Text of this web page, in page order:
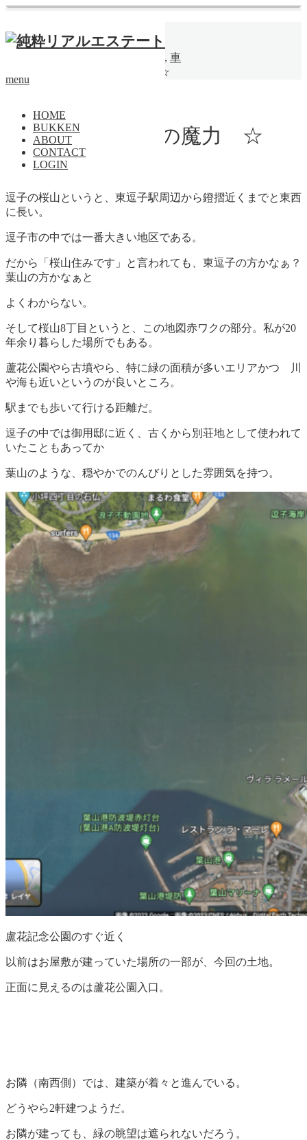
menu
HOME
BUKKEN
ABOUT
CONTACT
LOGIN
物件
, 車
【成約済】8丁目の魔力 ☆
【成約済】8丁目の魔力 ☆
逗子の桜山というと、東逗子駅周辺から鐙摺近くまでと東西
に長い。
逗子市の中では一番大きい地区である。
だから「桜山住みです」と言われても、東逗子の方かなぁ？
葉山の方かなぁと
よくわからない。
そして桜山8丁目というと、この地図赤ワクの部分。私が20
年余り暮らした場所でもある。
蘆花公園やら古墳やら、特に緑の面積が多いエリアかつ 川
や海も近いというのが良いところ。
駅までも歩いて行ける距離だ。
逗子の中では御用邸に近く、古くから別荘地として使われて
いたこともあってか
葉山のような、穏やかでのんびりとした雰囲気を持つ。
盧花記念公園のすぐ近く
以前はお屋敷が建っていた場所の一部が、今回の土地。
正面に見えるのは蘆花公園入口。
お隣（南西側）では、建築が着々と進んでいる。
どうやら2軒建つようだ。
お隣が建っても、緑の眺望は遮られないだろう。